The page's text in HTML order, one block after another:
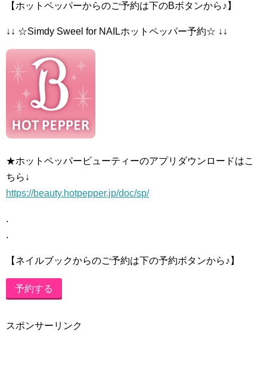
【ホットペッパーからのご予約は下のBボタンから♪】
↓↓ ☆Simdy Sweel for NAILホットペッパー予約☆ ↓↓
★ホットペッパービューティーのアプリダウンロードはこ
ちら↓
https://beauty.hotpepper.jp/doc/sp/
.
.
【ネイルブックからのご予約は下の予約ボタンから♪】
予約する
スポンサーリンク